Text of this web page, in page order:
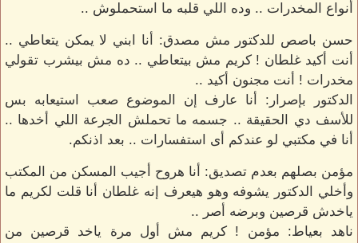
أنواع المخدرات .. وده اللي قلبه ما استحملوش ..
حسن باصص للدكتور مش مصدق: أنا ابني لا يمكن يتعاطي ..
أنت أكيد غلطان ! كريم مش بيتعاطي .. ده مش بيشرب تقولي
مخدرات ! أنت مجنون أكيد ..
الدكتور بإصرار: أنا عارف إن الموضوع صعب استيعابه بس
للأسف دي الحقيقة .. جسمه ما تحملش الجرعة اللي أخدها ..
أنا في مكتبي لو عندكم أى استفسارات .. بعد اذنكم.
مؤمن بصلهم بعدم تصديق: أنا هروح أجيب المسكن من المكتب
وأخلي الدكتور يشوفه وهو هيعرف إنه غلطان أنا قلت لكريم ما
ياخدش قرصين وبرضه أصر ..
ناهد بعياط: مؤمن ! كريم مش أول مرة ياخد قرصين من